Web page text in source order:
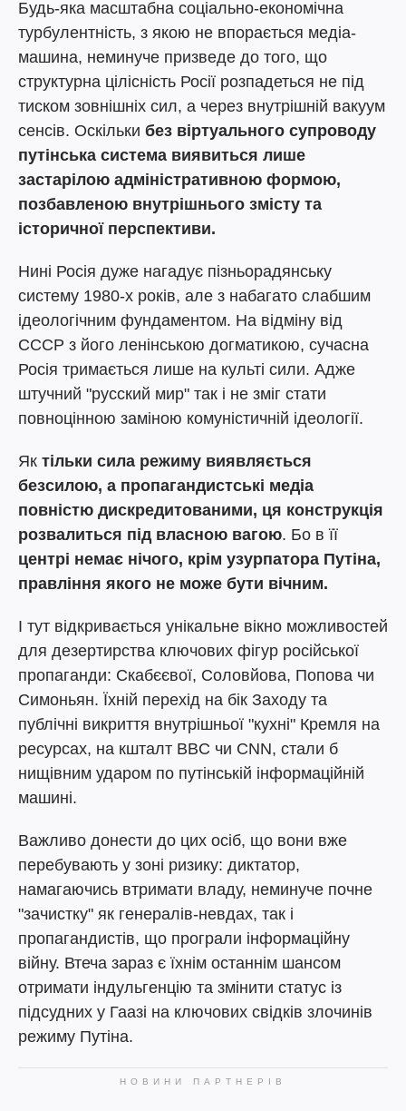
Будь-яка масштабна соціально-економічна
турбулентність, з якою не впорається медіа-
машина, неминуче призведе до того, що
структурна цілісність Росії розпадеться не під
тиском зовнішніх сил, а через внутрішній вакуум
сенсів. Оскільки без віртуального супроводу
путінська система виявиться лише
застарілою адміністративною формою,
позбавленою внутрішнього змісту та
історичної перспективи.
Нині Росія дуже нагадує пізньорадянську
систему 1980-х років, але з набагато слабшим
ідеологічним фундаментом. На відміну від
СССР з його ленінською догматикою, сучасна
Росія тримається лише на культі сили. Адже
штучний "русский мир" так і не зміг стати
повноцінною заміною комуністичній ідеології.
Як тільки сила режиму виявляється
безсилою, а пропагандистські медіа
повністю дискредитованими, ця конструкція
розвалиться під власною вагою. Бо в її
центрі немає нічого, крім узурпатора Путіна,
правління якого не може бути вічним.
І тут відкривається унікальне вікно можливостей
для дезертирства ключових фігур російської
пропаганди: Скабєєвої, Соловйова, Попова чи
Симоньян. Їхній перехід на бік Заходу та
публічні викриття внутрішньої "кухні" Кремля на
ресурсах, на кшталт BBC чи CNN, стали б
нищівним ударом по путінській інформаційній
машині.
Важливо донести до цих осіб, що вони вже
перебувають у зоні ризику: диктатор,
намагаючись втримати владу, неминуче почне
"зачистку" як генералів-невдах, так і
пропагандистів, що програли інформаційну
війну. Втеча зараз є їхнім останнім шансом
отримати індульгенцію та змінити статус із
підсудних у Гаазі на ключових свідків злочинів
режиму Путіна.